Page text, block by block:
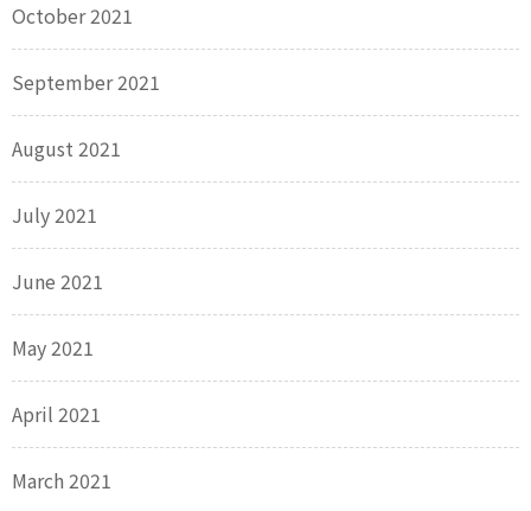
October 2021
September 2021
August 2021
July 2021
June 2021
May 2021
April 2021
March 2021